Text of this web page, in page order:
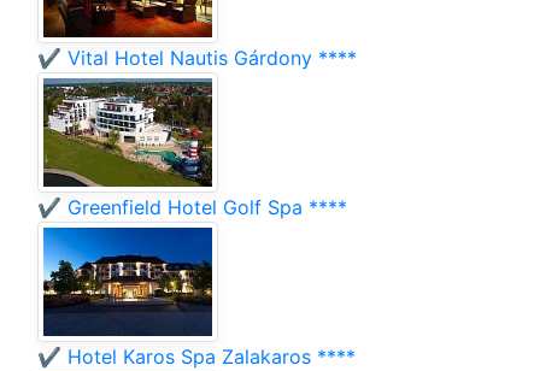
✔️ Vital Hotel Nautis Gárdony ****
✔️ Greenfield Hotel Golf Spa ****
✔️ Hotel Karos Spa Zalakaros ****